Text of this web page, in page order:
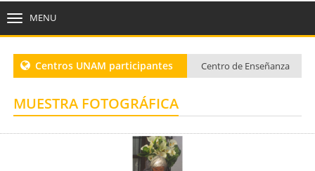
MENU
Centros UNAM participantes
Centro de Enseñanza
Centro de Enseñanza para Extranjeros, Taxco
Centro de Enseñanza para Extranjeros, Polanco
MUESTRA FOTOGRÁFICA